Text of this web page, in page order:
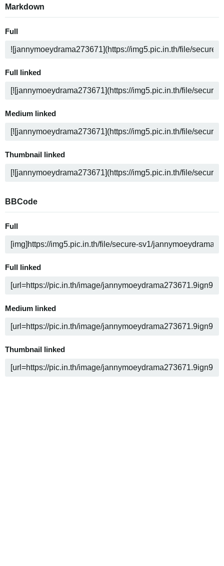
Markdown
Full
Full linked
Medium linked
Thumbnail linked
BBCode
Full
Full linked
Medium linked
Thumbnail linked